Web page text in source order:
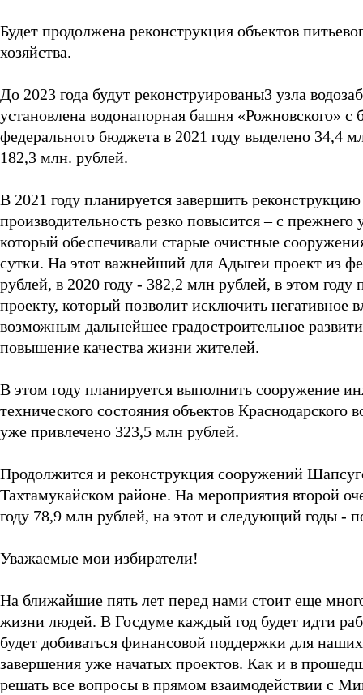
Будет продолжена реконструкция объектов
хозяйства.
До 2023 года будут реконструированы3 узла
установлена водонапорная башня «Рожновского»
федерального бюджета в 2021 году выделено 34,4
182,3 млн. рублей.
В 2021 году планируется завершить
производительность резко повысится – с
который обеспечивали старые очистные
сутки. На этот важнейший для Адыгеи проект из
рублей, в 2020 году - 382,2 млн рублей, в этом
проекту, который позволит исключить
возможным дальнейшее градостроительное
повышение качества жизни жителей.
В этом году планируется выполнить сооружение
технического состояния объектов
уже привлечено 323,5 млн рублей.
Продолжится и реконструкция сооружений
Тахтамукайском районе. На мероприятия второй
году 78,9 млн рублей, на этот и следующий годы -
Уважаемые мои избиратели!
На ближайшие пять лет перед нами стоит еще
жизни людей. В Госдуме каждый год будет идти
будет добиваться финансовой поддержки для
завершения уже начатых проектов. Как и в
решать все вопросы в прямом взаимодействии с